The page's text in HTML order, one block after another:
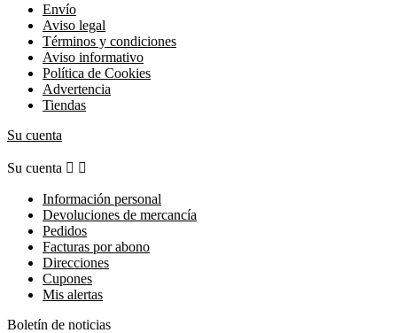
Envío
Aviso legal
Términos y condiciones
Aviso informativo
Política de Cookies
Advertencia
Tiendas
Su cuenta
Su cuenta  
Información personal
Devoluciones de mercancía
Pedidos
Facturas por abono
Direcciones
Cupones
Mis alertas
Boletín de noticias